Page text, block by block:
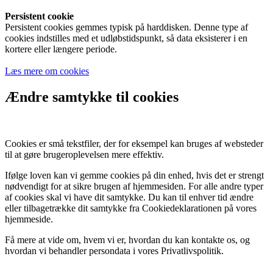
Persistent cookie
Persistent cookies gemmes typisk på harddisken. Denne type af
cookies indstilles med et udløbstidspunkt, så data eksisterer i en
kortere eller længere periode.
Læs mere om cookies
Ændre samtykke til cookies
Cookies er små tekstfiler, der for eksempel kan bruges af websteder
til at gøre brugeroplevelsen mere effektiv.
Ifølge loven kan vi gemme cookies på din enhed, hvis det er strengt
nødvendigt for at sikre brugen af hjemmesiden. For alle andre typer
af cookies skal vi have dit samtykke. Du kan til enhver tid ændre
eller tilbagetrække dit samtykke fra Cookiedeklarationen på vores
hjemmeside.
Få mere at vide om, hvem vi er, hvordan du kan kontakte os, og
hvordan vi behandler persondata i vores Privatlivspolitik.